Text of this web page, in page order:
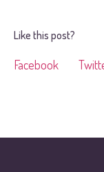
Like this post?
Facebook